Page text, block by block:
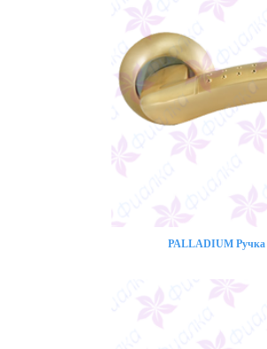
PALLADIUM Ручка